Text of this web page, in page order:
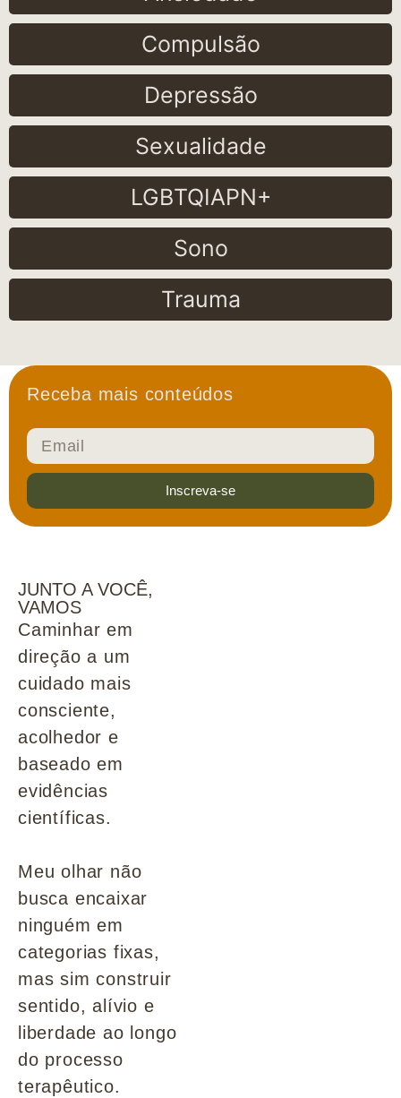
Compulsão
Depressão
Sexualidade
LGBTQIAPN+
Sono
Trauma
Receba mais conteúdos
Inscreva-se
JUNTO A VOCÊ,
VAMOS
Caminhar em
direção a um
cuidado mais
consciente,
acolhedor e
baseado em
evidências
científicas.
Meu olhar não
busca encaixar
ninguém em
categorias fixas,
mas sim construir
sentido, alívio e
liberdade ao longo
do processo
terapêutico.